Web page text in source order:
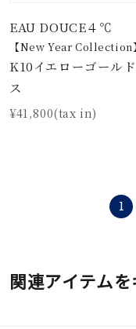
EAU DOUCE４℃
【New Year Collection】
K10イエローゴール
ス
¥41,800(tax in)
1
関連アイテム